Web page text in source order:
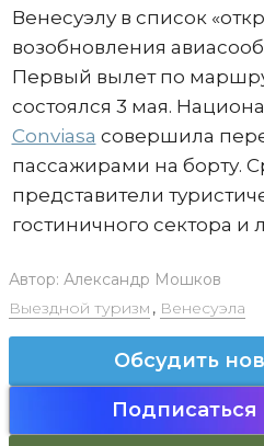
Венесуэлу в список
возобновления
Первый вылет по
состоялся 3 мая.
Conviasa совершила
пассажирами на борту.
представители
гостиничного сектора и
Автор: Александр Мошков
Выездной туризм , Венесуэла
Обсудить
Подписаться